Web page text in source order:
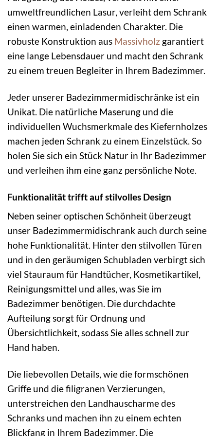
umweltfreundlichen Lasur, verleiht dem Schrank
einen warmen, einladenden Charakter. Die
robuste Konstruktion aus Massivholz garantiert
eine lange Lebensdauer und macht den Schrank
zu einem treuen Begleiter in Ihrem Badezimmer.
Jeder unserer Badezimmermidischränke ist ein
Unikat. Die natürliche Maserung und die
individuellen Wuchsmerkmale des Kiefernholzes
machen jeden Schrank zu einem Einzelstück. So
holen Sie sich ein Stück Natur in Ihr Badezimmer
und verleihen ihm eine ganz persönliche Note.
Funktionalität trifft auf stilvolles Design
Neben seiner optischen Schönheit überzeugt
unser Badezimmermidischrank auch durch seine
hohe Funktionalität. Hinter den stilvollen Türen
und in den geräumigen Schubladen verbirgt sich
viel Stauraum für Handtücher, Kosmetikartikel,
Reinigungsmittel und alles, was Sie im
Badezimmer benötigen. Die durchdachte
Aufteilung sorgt für Ordnung und
Übersichtlichkeit, sodass Sie alles schnell zur
Hand haben.
Die liebevollen Details, wie die formschönen
Griffe und die filigranen Verzierungen,
unterstreichen den Landhauscharme des
Schranks und machen ihn zu einem echten
Blickfang in Ihrem Badezimmer. Die